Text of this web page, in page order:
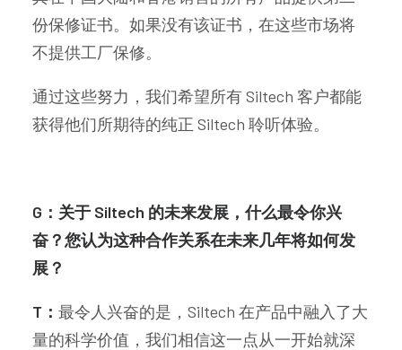
份保修证书。如果没有该证书，在这些市场将
不提供工厂保修。
通过这些努力，我们希望所有 Siltech 客户都能
获得他们所期待的纯正 Siltech 聆听体验。
G：关于 Siltech 的未来发展，什么最令你兴
奋？您认为这种合作关系在未来几年将如何发
展？
T： 最令人兴奋的是，Siltech 在产品中融入了大
量的科学价值，我们相信这一点从一开始就深